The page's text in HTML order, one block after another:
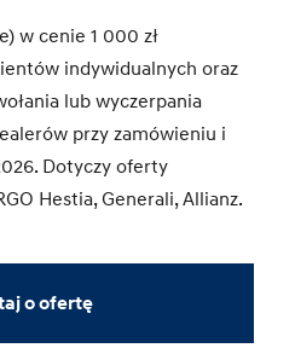
w cenie 1 000 zł
indywidualnych oraz
lub wyczerpania
przy zamówieniu i
Dotyczy oferty
Hestia, Generali, Allianz.
o ofertę